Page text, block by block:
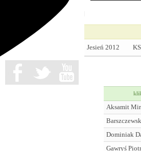
Jesień 2012
Aksamit
Dominiak
Gawryś Piotr